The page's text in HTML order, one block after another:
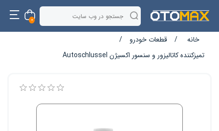
0
خانه / قطعات خودرو
/
تمیزکننده کاتالیزور و سنسور اکسیژن Autoschlussel